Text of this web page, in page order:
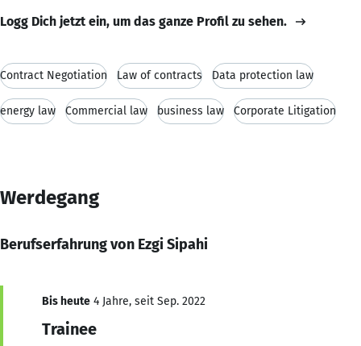
Logg Dich jetzt ein, um das ganze Profil zu sehen.
Contract Negotiation Law of contracts Data protection law
energy law Commercial law business law Corporate Litigation
Werdegang
Berufserfahrung von Ezgi Sipahi
Bis heute 4 Jahre, seit Sep. 2022
Trainee